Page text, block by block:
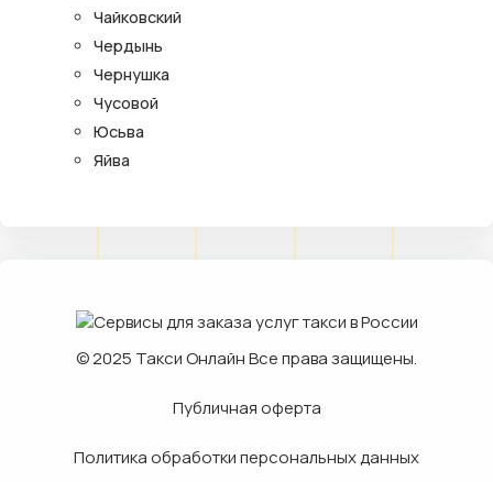
Чайковский
Чердынь
Чернушка
Чусовой
Юсьва
Яйва
© 2025 Такси ОнлайнВсе права защищены.
Публичная оферта
Политика обработки персональных данных